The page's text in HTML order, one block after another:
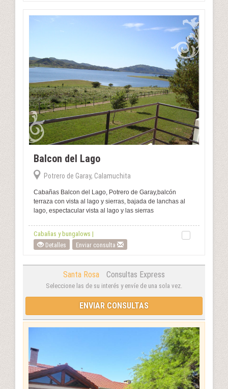
Balcon del Lago
Potrero de Garay, Calamuchita
Cabañas Balcon del Lago, Potrero de Garay,balcón
terraza con vista al lago y sierras, bajada de lanchas al
lago, espectacular vista al lago y las sierras
Cabañas y bungalows |
Detalles
Enviar consulta
Santa Rosa Consultas Express
Seleccione las de su interés y envíe de una sola vez.
ENVIAR CONSULTAS